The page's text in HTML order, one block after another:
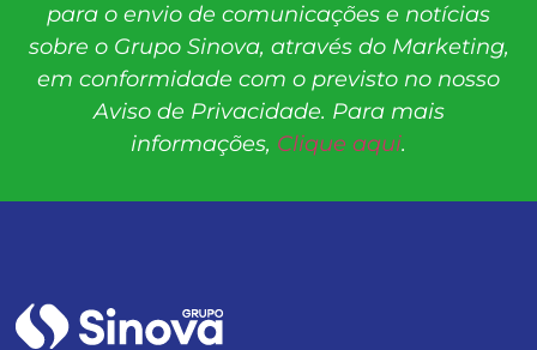
para o envio de comunicações e notícias
sobre o Grupo Sinova, através do Marketing,
em conformidade com o previsto no nosso
Aviso de Privacidade. Para mais
informações, Clique aqui.